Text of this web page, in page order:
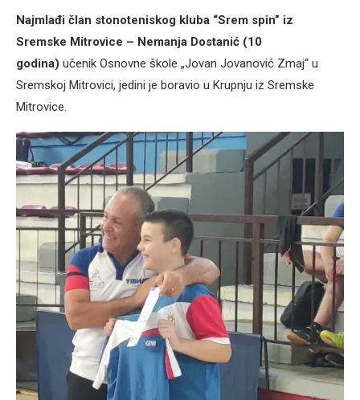
Najmlađi član stonoteniskog kluba “Srem spin” iz
Sremske Mitrovice – Nemanja Dostanić (10
godina) učenik Osnovne škole „Jovan Jovanović Zmaj“ u
Sremskoj Mitrovici, jedini je boravio u Krupnju iz Sremske
Mitrovice.